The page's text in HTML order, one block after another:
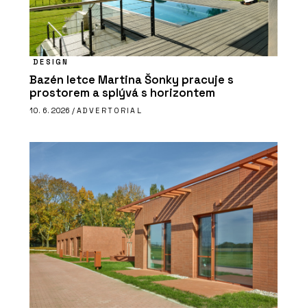
DESIGN
Bazén letce Martina Šonky pracuje s
prostorem a splývá s horizontem
10. 6. 2026 / ADVERTORIAL